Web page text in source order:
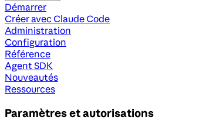
Démarrer
Créer avec Claude Code
Administration
Configuration
Référence
Agent SDK
Nouveautés
Ressources
Paramètres et autorisations